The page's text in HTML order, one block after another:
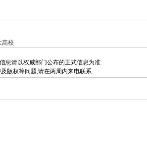
高校
息请以权威部门公布的正式信息为准.
版权等问题,请在两周内来电联系.